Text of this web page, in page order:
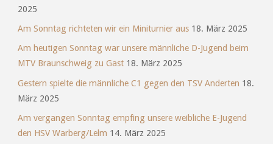
2025
Am Sonntag richteten wir ein Miniturnier aus 18. März 2025
Am heutigen Sonntag war unsere männliche D-Jugend beim
MTV Braunschweig zu Gast 18. März 2025
Gestern spielte die männliche C1 gegen den TSV Anderten 18.
März 2025
Am vergangen Sonntag empfing unsere weibliche E-Jugend
den HSV Warberg/Lelm 14. März 2025